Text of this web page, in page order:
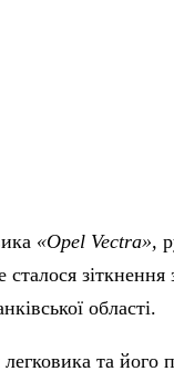
«Opel Vectra»,
сталося
області.
та його